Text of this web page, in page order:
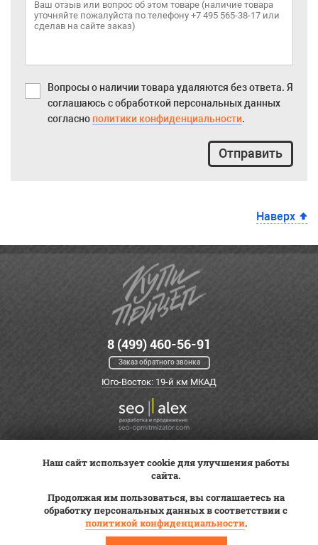
Вопросы о наличии товара удаляются без ответа. Я
соглашаюсь с обработкой персональных данных
согласно политики конфиденциальности.
Отправить
Наверх
8 (499) 460-56-91
Заказ обратного звонка
Юго-Восток: 19-й км МКАД
Постановка на учет
Трейд-ин
Статьи
ВК Видео
© 2012—2026 «Купи прицеп»™ (ООО «Авангард», ИНН 9723035587)
Наш сайт использует cookie для улучшения работы
сайта.
Продолжая им пользоваться, вы соглашаетесь на
обработку персональных данных в соответствии с
политикой конфиденциальности.